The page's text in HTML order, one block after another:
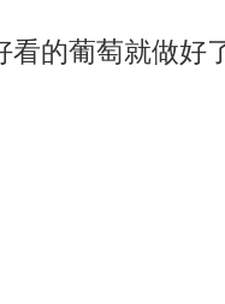
看的葡萄就做好